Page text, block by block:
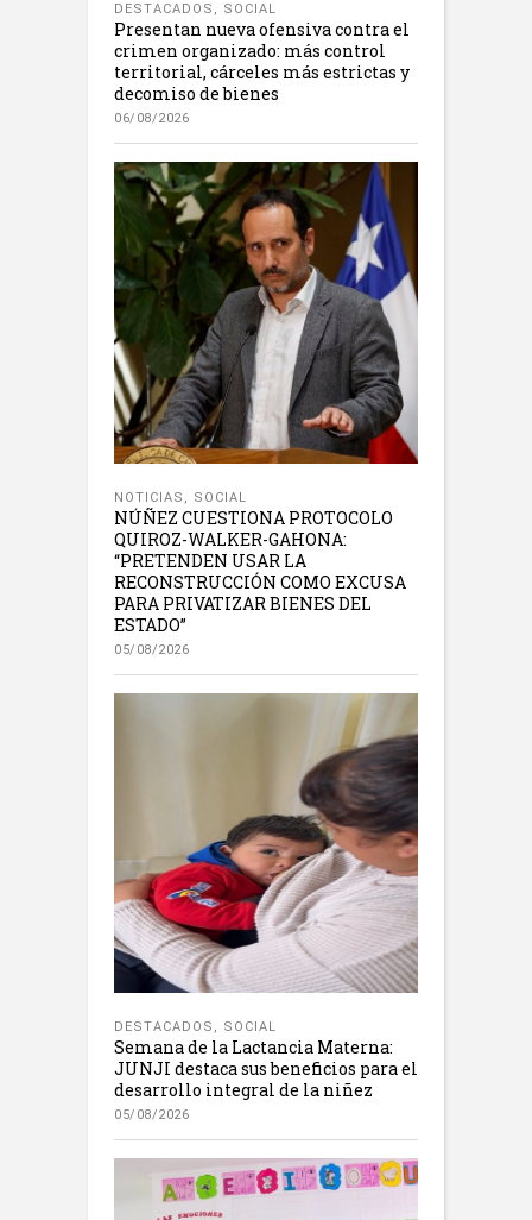
DESTACADOS , SOCIAL
Presentan nueva ofensiva contra el
crimen organizado: más control
territorial, cárceles más estrictas y
decomiso de bienes
06/08/2026
NOTICIAS , SOCIAL
NÚÑEZ CUESTIONA PROTOCOLO
QUIROZ-WALKER-GAHONA:
“PRETENDEN USAR LA
RECONSTRUCCIÓN COMO EXCUSA
PARA PRIVATIZAR BIENES DEL
ESTADO”
05/08/2026
DESTACADOS SOCIAL
Semana de la Lactancia Materna:
JUNJI destaca sus beneficios para el
desarrollo integral de la niñez
05/08/2026